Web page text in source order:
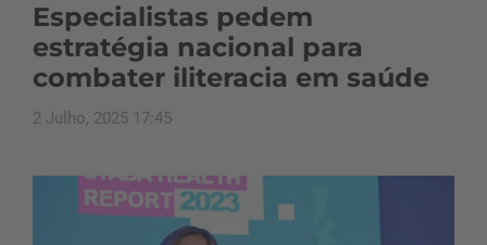
Especialistas pedem
estratégia nacional para
combater iliteracia em saúde
2 Julho, 2025 17:45